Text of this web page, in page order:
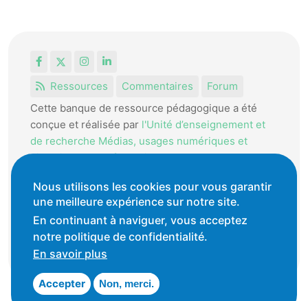
FacebookInstagram
LinkedIn
Ressources
Commentaires
Forum
Cette banque de ressource pédagogique a été
conçue et réalisée par l'Unité d’enseignement et
de recherche Médias, usages numériques et
didactique de l’Informatique.
La HEP-VD met cet outil à disposition des
enseignantes et enseignants vaudois pour
favoriser l'échange de ressources pédagogiques.
Conditions générales d'utilisation
Nous utilisons les cookies pour vous garantir
une meilleure expérience sur notre site.
En continuant à naviguer, vous acceptez
notre politique de confidentialité.
En savoir plus
Accepter Non, merci.